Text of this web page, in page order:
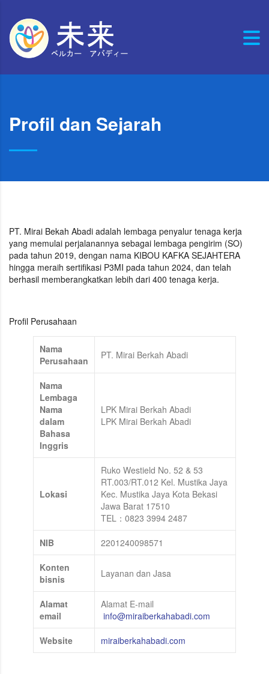
Profil dan Sejarah
PT. Mirai Bekah Abadi adalah lembaga penyalur tenaga kerja
yang memulai perjalanannya sebagai lembaga pengirim (SO)
pada tahun 2019, dengan nama KIBOU KAFKA SEJAHTERA
hingga meraih sertifikasi P3MI pada tahun 2024, dan telah
berhasil memberangkatkan lebih dari 400 tenaga kerja.
Profil Perusahaan
Nama
Perusahaan
PT. Mirai Berkah Abadi
Nama
Lembaga
Nama
dalam
Bahasa
Inggris
LPK Mirai Berkah Abadi
LPK Mirai Berkah Abadi
Lokasi
Ruko Westield No. 52 & 53
RT.003/RT.012 Kel. Mustika Jaya
Kec. Mustika Jaya Kota Bekasi
Jawa Barat 17510
TEL：0823 3994 2487
NIB 2201240098571
Konten
bisnis
Layanan dan Jasa
Alamat
email
Alamat E-mail
info@miraiberkahabadi.com
Website miraiberkahabadi.com